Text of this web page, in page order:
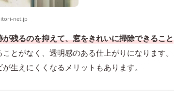
net.jp
残るのを抑えて、窓をきれいに掃除できること
とがなく、透明感のある仕上がりになります。
生えにくくなるメリットもあります。